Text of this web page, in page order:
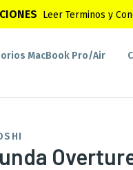
Leer Terminos y
MacBook Pro/Air